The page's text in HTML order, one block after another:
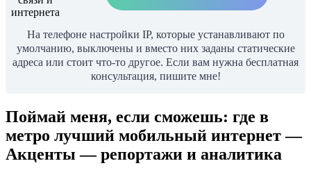
На телефоне настройки IP, которые устанавливают по
умолчанию, выключены и вместо них заданы статические
адреса или стоит что-то другое. Если вам нужна бесплатная
консультация, пишите мне!
Поймай меня, если сможешь: где в
метро лучший мобильный интернет —
Акценты — репортажи и аналитика